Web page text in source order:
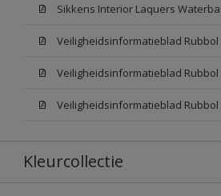
Kleurcollectie